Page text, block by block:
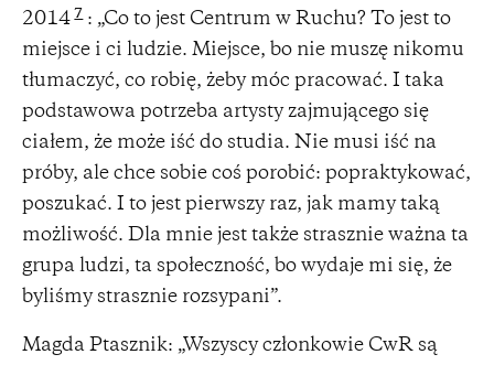
2014 7 : „Co to jest Centrum w Ruchu? To jest to
miejsce i ci ludzie. Miejsce, bo nie muszę nikomu
tłumaczyć, co robię, żeby móc pracować. I taka
podstawowa potrzeba artysty zajmującego się
ciałem, że może iść do studia. Nie musi iść na
próby, ale chce sobie coś porobić: popraktykować,
poszukać. I to jest pierwszy raz, jak mamy taką
możliwość. Dla mnie jest także strasznie ważna ta
grupa ludzi, ta społeczność, bo wydaje mi się, że
byliśmy strasznie rozsypani”.
Magda Ptasznik: „Wszyscy członkowie CwR są